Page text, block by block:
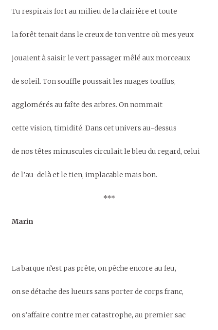
Tu respirais fort au milieu de la clairière et toute
la forêt tenait dans le creux de ton ventre où mes yeux
jouaient à saisir le vert passager mêlé aux morceaux
de soleil. Ton souffle poussait les nuages touffus,
agglomérés au faîte des arbres. On nommait
cette vision, timidité. Dans cet univers au-dessus
de nos têtes minuscules circulait le bleu du regard, celui
de l’au-delà et le tien, implacable mais bon.
***
Marin
La barque n’est pas prête, on pêche encore au feu,
on se détache des lueurs sans porter de corps franc,
on s’affaire contre mer catastrophe, au premier sac